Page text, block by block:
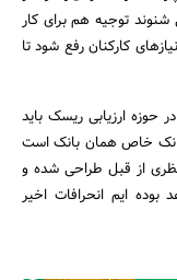
توجیه هم برای کار
کارکنان رفع شود تا
ارزیابی ریسک باید
بانک خاص همان بانک است
از قبل طراحی شده و
ایم انحرافات اخیر